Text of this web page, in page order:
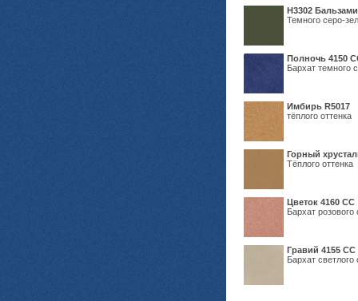
Н3302
Темного серо-
Полночь 4150
Бархат темного
Имбирь R5017
тёплого оттенка
Горный
Тёплого оттенка
Цветок 4160 СС
Бархат розового
Гравий 4155 СС
Бархат светлого